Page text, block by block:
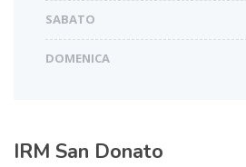
SABATO
DOMENICA
IRM San Donato